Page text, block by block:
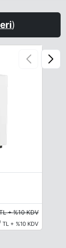
)
+ %10 KDV
TL + %10 KDV